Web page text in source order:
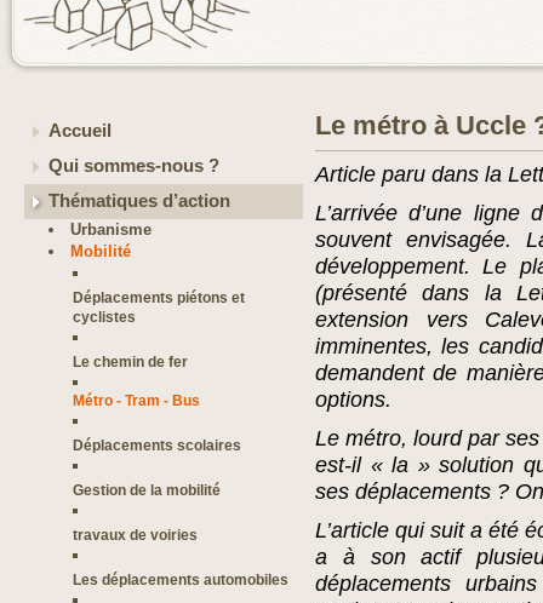
Accueil
Qui sommes-nous ?
Thématiques d’action
Urbanisme
Mobilité
Déplacements piétons et
cyclistes
Le chemin de fer
Métro - Tram - Bus
Déplacements scolaires
Gestion de la mobilité
travaux de voiries
Les déplacements automobiles
Le métro à Uccle
Article paru dans la
L’arrivée d’une
souvent envisagée.
développement. Le
(présenté dans la
extension vers
imminentes, les
demandent de
options.
Le métro, lourd par
est-il « la » solution
ses déplacements ?
L’article qui suit a été
a à son actif
déplacements